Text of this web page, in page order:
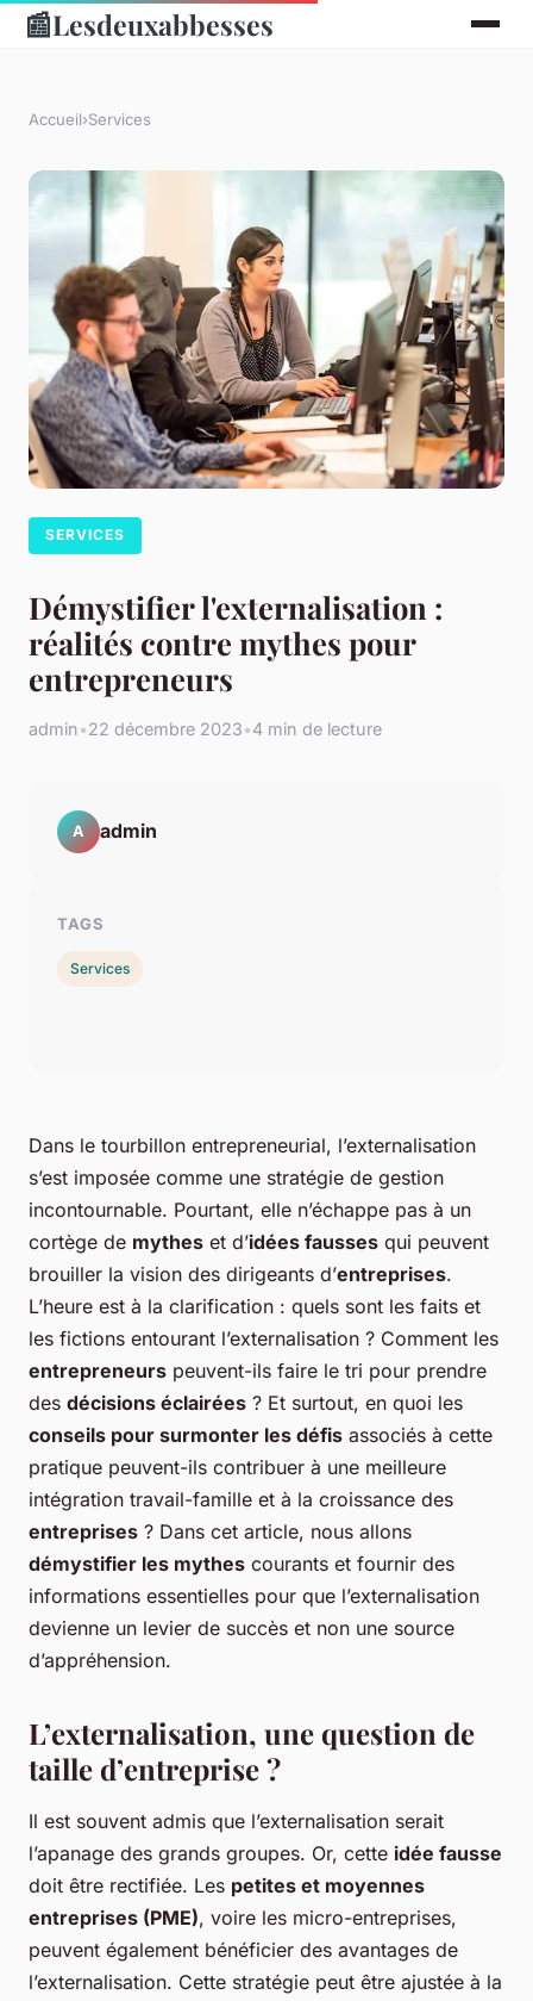
📰Lesdeuxabbesses
Accueil›Services
SERVICES
Démystifier l'externalisation :
réalités contre mythes pour
entrepreneurs
admin•22 décembre 2023•4 min de lecture
Dans le tourbillon entrepreneurial, l’externalisation
s’est imposée comme une stratégie de gestion
incontournable. Pourtant, elle n’échappe pas à un
cortège de mythes et d’idées fausses qui peuvent
brouiller la vision des dirigeants d’entreprises.
L’heure est à la clarification : quels sont les faits et
les fictions entourant l’externalisation ? Comment les
entrepreneurs peuvent-ils faire le tri pour prendre
des décisions éclairées ? Et surtout, en quoi les
conseils pour surmonter les défis associés à cette
pratique peuvent-ils contribuer à une meilleure
intégration travail-famille et à la croissance des
entreprises ? Dans cet article, nous allons
démystifier les mythes courants et fournir des
informations essentielles pour que l’externalisation
devienne un levier de succès et non une source
d’appréhension.
L’externalisation, une question de
taille d’entreprise ?
Il est souvent admis que l’externalisation serait
l’apanage des grands groupes. Or, cette idée fausse
doit être rectifiée. Les petites et moyennes
entreprises (PME), voire les micro-entreprises,
peuvent également bénéficier des avantages de
l’externalisation. Cette stratégie peut être ajustée à la
A admin
TAGS
Services